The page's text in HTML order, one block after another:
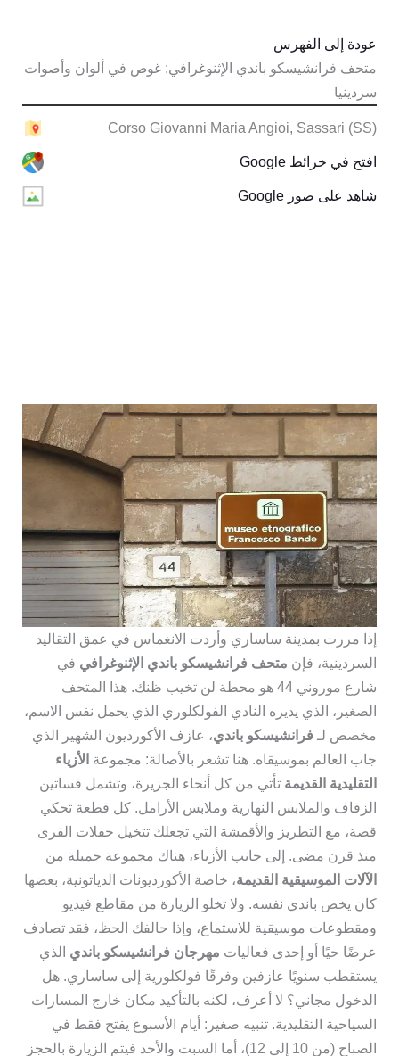
متحف فرانشيسكو باندي الإثنوغرافي: غوص في ألوان وأصوات
سردينيا
عودة إلى الفهرس
Corso Giovanni Maria Angioi, Sassari (SS)
افتح في خرائط Google
شاهد على صور Google
إذا مررت بمدينة ساساري وأردت الانغماس في عمق التقاليد
السردينية، فإنمتحف فرانشيسكو باندي الإثنوغرافي في
شارع موروني 44 هو محطة لن تخيب ظنك. هذا المتحف
الصغير، الذي يديره النادي الفولكلوري الذي يحمل نفس الاسم،
مخصص لـفرانشيسكو باندي، عازف الأكورديون الشهير الذي
جاب العالم بموسيقاه. هنا تشعر بالأصالة: مجموعةالأزياء
التقليدية القديمةتأتي من كل أنحاء الجزيرة، وتشمل فساتين
الزفاف والملابس النهارية وملابس الأرامل. كل قطعة تحكي
قصة، مع التطريز والأقمشة التي تجعلك تتخيل حفلات القرى
منذ قرن مضى. إلى جانب الأزياء، هناك مجموعة جميلة من
الآلات الموسيقية القديمة، خاصة الأكورديونات الدياتونية، بعضها
كان يخص باندي نفسه. ولا تخلو الزيارة من مقاطع فيديو
ومقطوعات موسيقية للاستماع، وإذا حالفك الحظ، فقد تصادف
عرضًا حيًا أو إحدى فعالياتمهرجان فرانشيسكو بانديالذي
يستقطب سنويًا عازفين وفرقًا فولكلورية إلى ساساري. هل
الدخول مجاني؟ لا أعرف، لكنه بالتأكيد مكان خارج المسارات
السياحية التقليدية. تنبيه صغير: أيام الأسبوع يفتح فقط في
الصباح (من 10 إلى 12)، أما السبت والأحد فيتم الزيارة بالحجز